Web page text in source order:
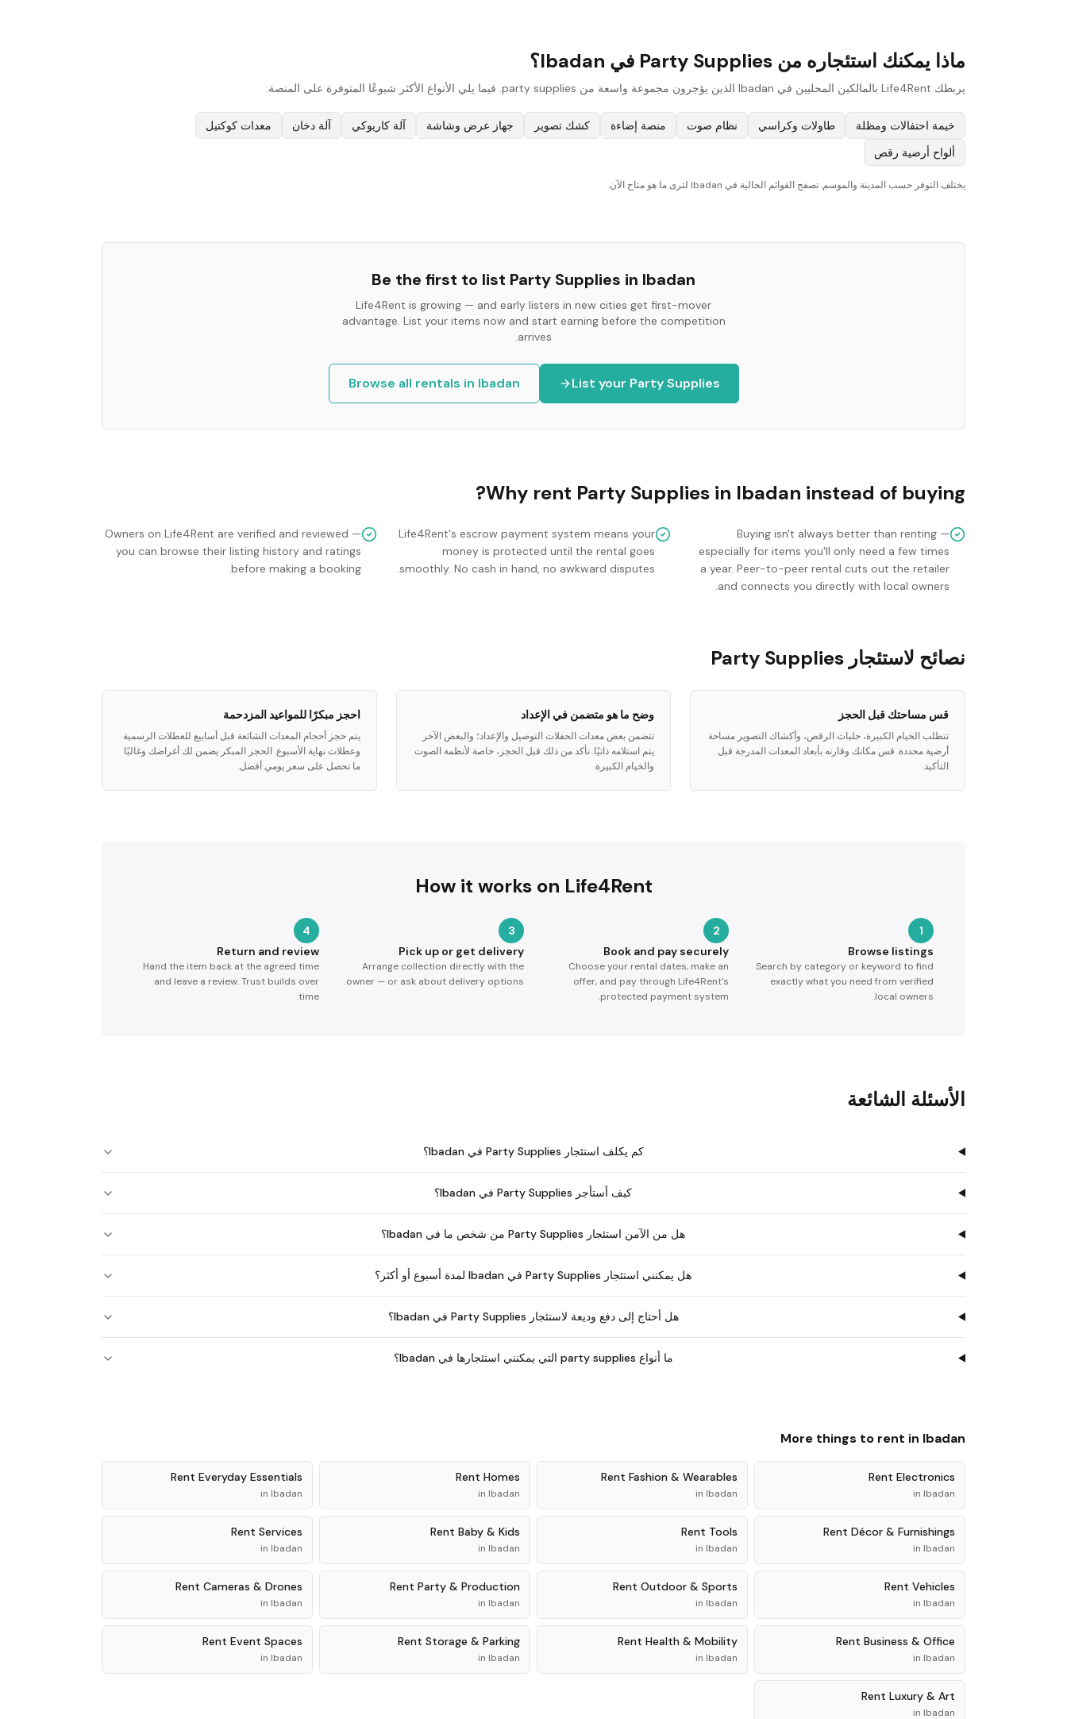
ماذا يمكنك استئجاره من Party Supplies في Ibadan؟
يربطك Life4Rent بالمالكين المحليين في Ibadan الذين يؤجرون مجموعة واسعة من party supplies. فيما يلي الأنواع الأكثر شيوعًا المتوفرة على المنصة:
خيمة احتفالات ومظلة طاولات وكراسي نظام صوت منصة إضاءة كشك تصوير جهاز عرض وشاشة آلة كاريوكي آلة دخان
معدات كوكتيل
ألواح أرضية رقص
يختلف التوفر حسب المدينة والموسم. تصفح القوائم الحالية في Ibadan لترى ما هو متاح الآن.
Be the first to list Party Supplies in Ibadan
Life4Rent is growing — and early listers in new cities get first-mover
advantage. List your items now and start earning before the competition
arrives.
List your Party Supplies
Browse all rentals in Ibadan
Why rent Party Supplies in Ibadan instead of buying?
Buying isn't always better than renting —
especially for items you'll only need a few times
a year. Peer-to-peer rental cuts out the retailer
and connects you directly with local owners.
Life4Rent's escrow payment system means your
money is protected until the rental goes
smoothly. No cash in hand, no awkward disputes.
Owners on Life4Rent are verified and reviewed —
you can browse their listing history and ratings
before making a booking.
نصائح لاستئجار Party Supplies
قس مساحتك قبل الحجز
تتطلب الخيام الكبيرة، حلبات الرقص، وأكشاك التصوير مساحة
أرضية محددة. قس مكانك وقارنه بأبعاد المعدات المدرجة قبل
التأكيد.
وضح ما هو متضمن في الإعداد
تتضمن بعض معدات الحفلات التوصيل والإعداد؛ والبعض الآخر
يتم استلامه ذاتيًا. تأكد من ذلك قبل الحجز، خاصة لأنظمة الصوت
والخيام الكبيرة.
احجز مبكرًا للمواعيد المزدحمة
يتم حجز أحجام المعدات الشائعة قبل أسابيع للعطلات الرسمية
وعطلات نهاية الأسبوع. الحجز المبكر يضمن لك أغراضك وغالبًا
ما تحصل على سعر يومي أفضل.
How it works on Life4Rent
1
Browse listings
Search by category or keyword to find
exactly what you need from verified
local owners.
2
Book and pay securely
Choose your rental dates, make an
offer, and pay through Life4Rent's
protected payment system.
3
Pick up or get delivery
Arrange collection directly with the
owner — or ask about delivery options.
4
Return and review
Hand the item back at the agreed time
and leave a review. Trust builds over
time.
الأسئلة الشائعة
كم يكلف استئجار Party Supplies في Ibadan؟
كيف أستأجر Party Supplies في Ibadan؟
هل من الآمن استئجار Party Supplies من شخص ما في Ibadan؟
هل يمكنني استئجار Party Supplies في Ibadan لمدة أسبوع أو أكثر؟
هل أحتاج إلى دفع وديعة لاستئجار Party Supplies في Ibadan؟
ما أنواع party supplies التي يمكنني استئجارها في Ibadan؟
More things to rent in Ibadan
Rent Electronics
in Ibadan
Rent Fashion & Wearables
in Ibadan
Rent Homes
in Ibadan
Rent Everyday Essentials
in Ibadan
Rent Décor & Furnishings
in Ibadan
Rent Tools
in Ibadan
Rent Baby & Kids
in Ibadan
Rent Services
in Ibadan
Rent Vehicles
in Ibadan
Rent Outdoor & Sports
in Ibadan
Rent Party & Production
in Ibadan
Rent Cameras & Drones
in Ibadan
Rent Business & Office
in Ibadan
Rent Health & Mobility
in Ibadan
Rent Storage & Parking
in Ibadan
Rent Event Spaces
in Ibadan
Rent Luxury & Art
in Ibadan